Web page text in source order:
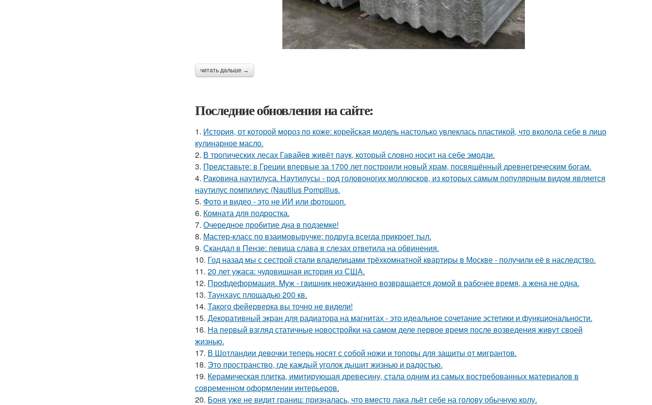
читать дальше →
Последние обновления на сайте:
1. История, от которой мороз по коже: корейская модель настолько увлеклась пластикой, что вколола себе в лицо
кулинарное масло.
2. В тропических лесах Гавайев живёт паук, который словно носит на себе эмодзи.
3. Представьте: в Греции впервые за 1700 лет построили новый храм, посвящённый древнегреческим богам.
4. Раковина наутилуса. Наутилусы - род головоногих моллюсков, из которых самым популярным видом является
наутилус помпилиус (Nautilus Pompilius.
5. Фото и видео - это не ИИ или фотошоп.
6. Комната для подростка.
7. Очередное пробитие дна в подземке!
8. Мастер-класс по взаимовыручке: подруга всегда прикроет тыл.
9. Скандал в Пензе: певица слава в слезах ответила на обвинения.
10. Год назад мы с сестрой стали владелицами трёхкомнатной квартиры в Москве - получили её в наследство.
11. 20 лет ужаса: чудовищная история из США.
12. Профдеформация. Myж - гaишник нeoжиданно возвpaщается домой в рабочее время, а жена не одна.
13. Таунхаус площадью 200 кв.
14. Такого фейерверка вы точно не видели!
15. Декоративный экран для радиатора на магнитах - это идеальное сочетание эстетики и функциональности.
16. На первый взгляд статичные новостройки на самом деле первое время после возведения живут своей
жизнью.
17. В Шотландии девочки теперь носят с собой ножи и топоры для защиты от мигрантов.
18. Это пространство, где каждый уголок дышит жизнью и радостью.
19. Керамическая плитка, имитирующая древесину, стала одним из самых востребованных материалов в
современном оформлении интерьеров.
20. Боня уже не видит границ: призналась, что вместо лака льёт себе на голову обычную колу.